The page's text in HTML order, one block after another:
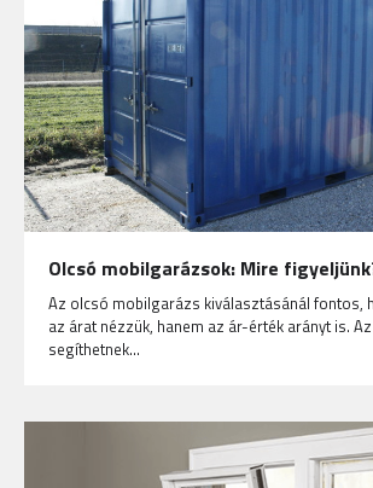
Olcsó mobilgarázsok: Mire
Az olcsó mobilgarázs kiválasztásánál fontos,
az árat nézzük, hanem az ár-érték arányt is.
segíthetnek…